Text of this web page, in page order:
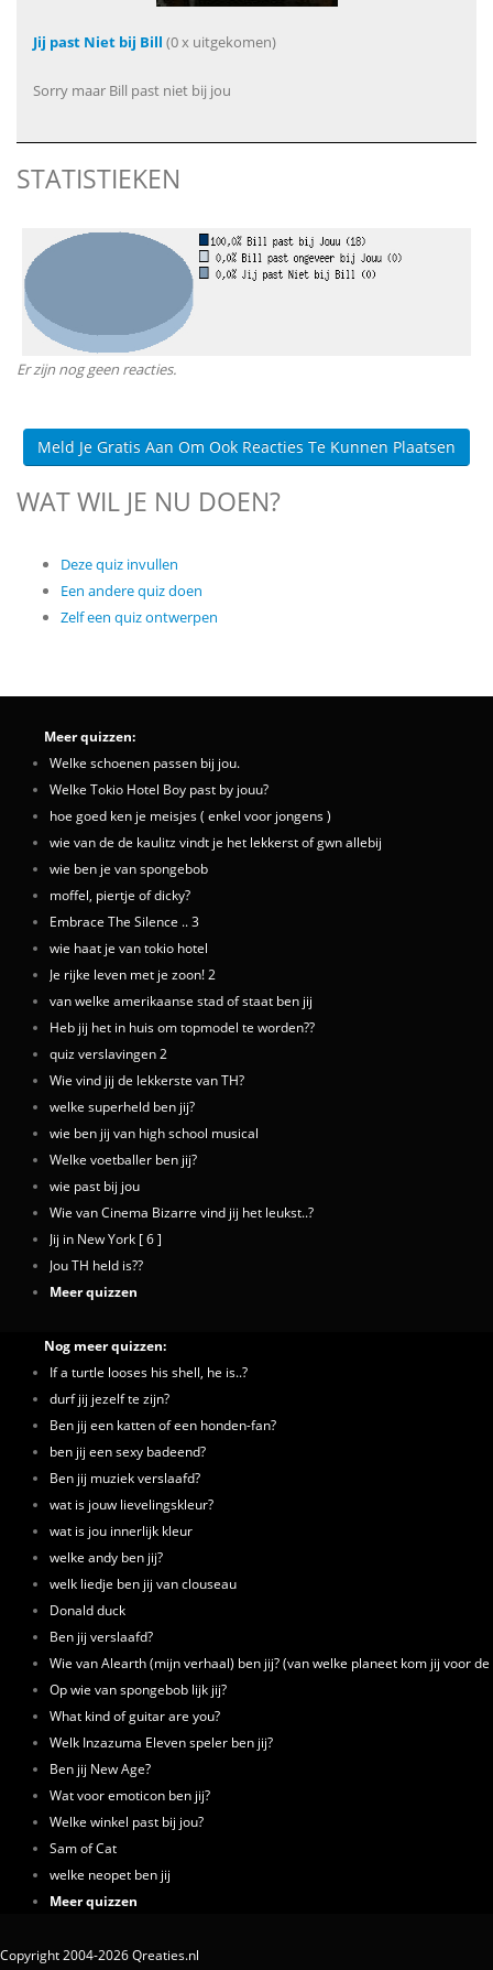
Jij past Niet bij Bill (0 x uitgekomen)
Sorry maar Bill past niet bij jou
STATISTIEKEN
Er zijn nog geen reacties.
Meld Je Gratis Aan Om Ook Reacties Te Kunnen Plaatsen
WAT WIL JE NU DOEN?
Deze quiz invullen
Een andere quiz doen
Zelf een quiz ontwerpen
Meer quizzen:
Welke schoenen passen bij jou.
Welke Tokio Hotel Boy past by jouu?
hoe goed ken je meisjes ( enkel voor jongens )
wie van de de kaulitz vindt je het lekkerst of gwn allebij
wie ben je van spongebob
moffel, piertje of dicky?
Embrace The Silence .. 3
wie haat je van tokio hotel
Je rijke leven met je zoon! 2
van welke amerikaanse stad of staat ben jij
Heb jij het in huis om topmodel te worden??
quiz verslavingen 2
Wie vind jij de lekkerste van TH?
welke superheld ben jij?
wie ben jij van high school musical
Welke voetballer ben jij?
wie past bij jou
Wie van Cinema Bizarre vind jij het leukst..?
Jij in New York [ 6 ]
Jou TH held is??
Meer quizzen
Nog meer quizzen:
If a turtle looses his shell, he is..?
durf jij jezelf te zijn?
Ben jij een katten of een honden-fan?
ben jij een sexy badeend?
Ben jij muziek verslaafd?
wat is jouw lievelingskleur?
wat is jou innerlijk kleur
welke andy ben jij?
welk liedje ben jij van clouseau
Donald duck
Ben jij verslaafd?
Wie van Alearth (mijn verhaal) ben jij? (van welke planeet kom jij voor
Op wie van spongebob lijk jij?
What kind of guitar are you?
Welk Inzazuma Eleven speler ben jij?
Ben jij New Age?
Wat voor emoticon ben jij?
Welke winkel past bij jou?
Sam of Cat
welke neopet ben jij
Meer quizzen
Copyright 2004-2026 Qreaties.nl